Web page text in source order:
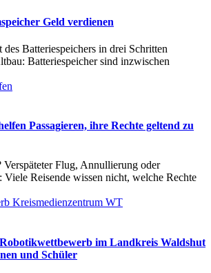
Geld verdienen
Batteriespeichers in drei Schritten
Batteriespeicher sind inzwischen
Passagieren, ihre Rechte geltend zu
Flug, Annullierung oder
Viele Reisende wissen nicht, welche Rechte
im Landkreis Waldshut
und Schüler